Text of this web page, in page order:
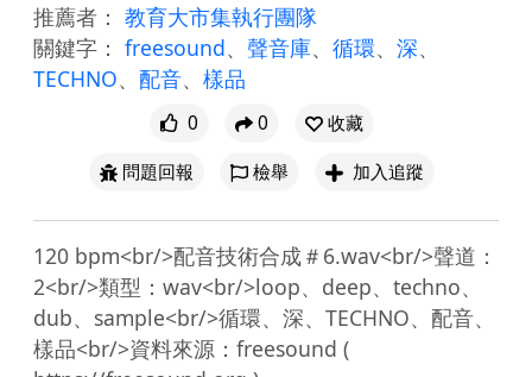
推薦者： 教育大市集執行團隊
關鍵字： freesound、 聲音庫、 循環、 深、
TECHNO、 配音、 樣品
0 0
收藏
問題回報
檢舉 加入追蹤
120 bpm<br/>配音技術合成＃6.wav<br/>聲道：
2<br/>類型：wav<br/>loop、deep、techno、
dub、sample<br/>循環、深、TECHNO、配音、
樣品<br/>資料來源：freesound (